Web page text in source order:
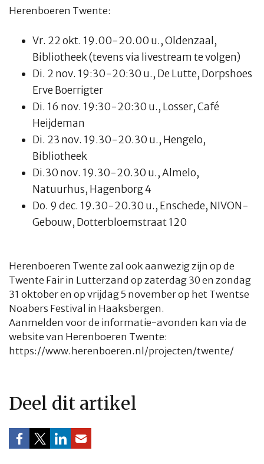
HOMECOLUMNSWHAT'S NEW(S) ECONOMIE
CULTUUR RADIOABONNEMENTDONERENMAGAZINE
AUTEURS ADVERTEREN ZOEKEN
Herenboeren Twente:
Vr. 22 okt. 19.00-20.00 u., Oldenzaal,
Bibliotheek (tevens via livestream te volgen)
Di. 2 nov. 19:30-20:30 u., De Lutte, Dorpshoes
Erve Boerrigter
Di. 16 nov. 19:30-20:30 u., Losser, Café
Heijdeman
Di. 23 nov. 19.30-20.30 u., Hengelo,
Bibliotheek
Di.30 nov. 19.30-20.30 u., Almelo,
Natuurhus, Hagenborg 4
Do. 9 dec. 19.30-20.30 u., Enschede, NIVON-
Gebouw, Dotterbloemstraat 120
Herenboeren Twente zal ook aanwezig zijn op de
Twente Fair in Lutterzand op zaterdag 30 en zondag
31 oktober en op vrijdag 5 november op het Twentse
Noabers Festival in Haaksbergen.
Aanmelden voor de informatie-avonden kan via de
website van Herenboeren Twente:
https://www.herenboeren.nl/projecten/twente/
Deel dit artikel